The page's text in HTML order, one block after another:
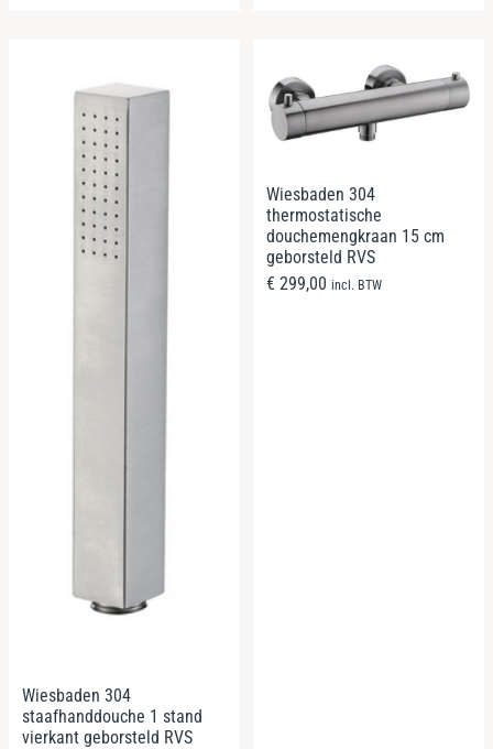
Wiesbaden 304
staafhanddouche 1 stand
vierkant geborsteld RVS
Wiesbaden 304
thermostatische
douchemengkraan 15 cm
geborsteld RVS
€ 299,00 incl. BTW